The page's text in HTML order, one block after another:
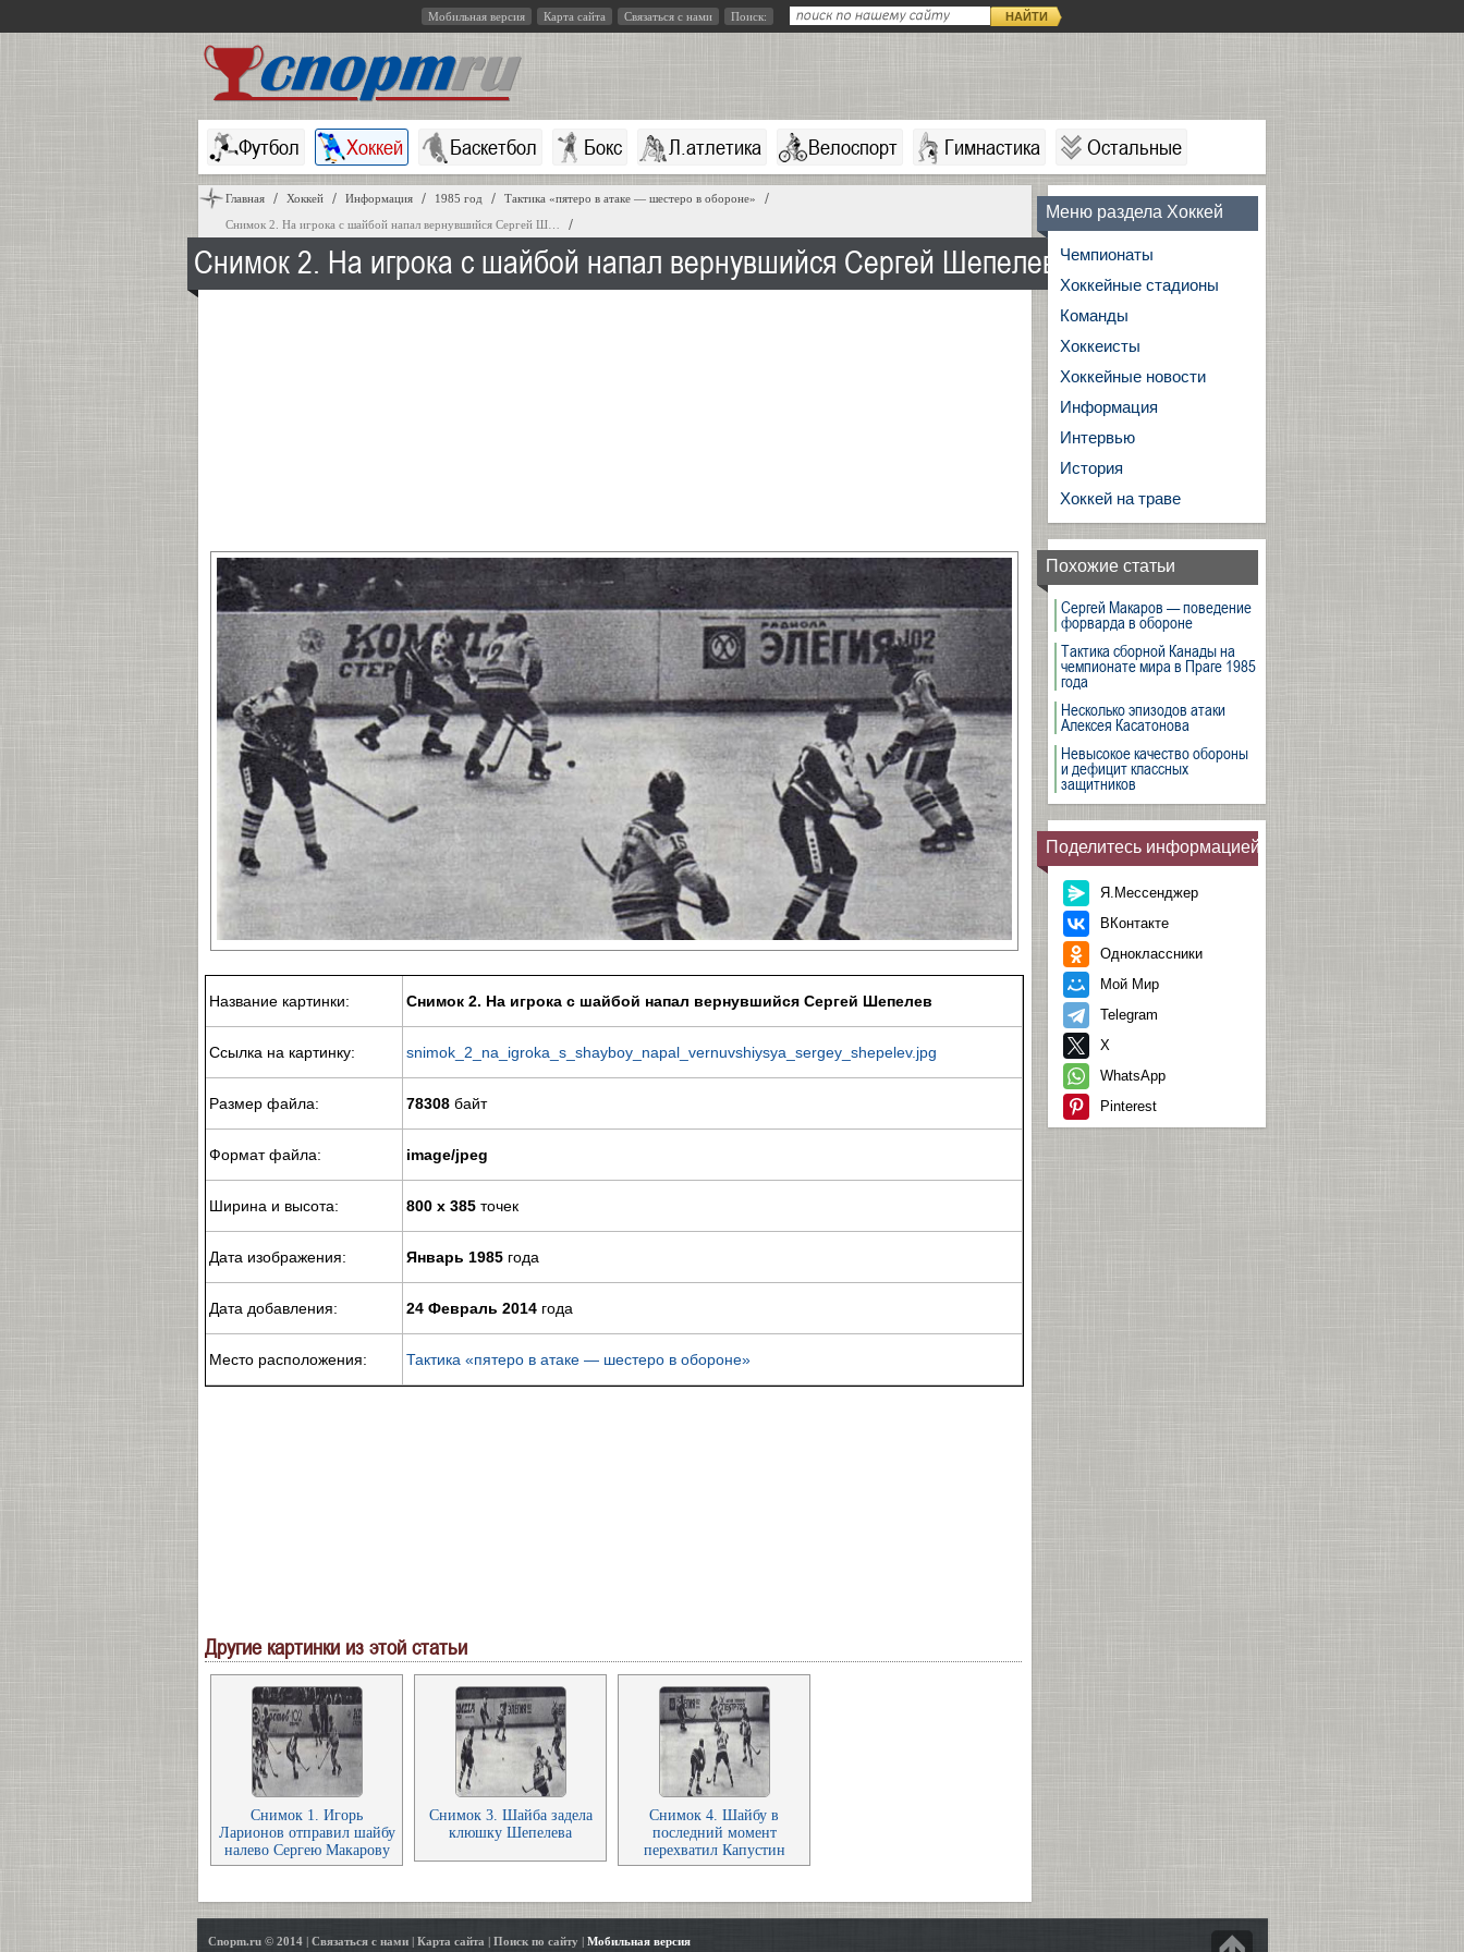
Мобильная версия Карта сайта Связаться с нами Поиск: НАЙТИ
Футбол Хоккей Баскетбол Бокс Л.атлетика Велоспорт Гимнастика Остальные
Главная Хоккей Информация 1985 год
Тактика «пятеро в атаке — шестеро в обороне»
Снимок 2. На игрока с шайбой напал вернувшийся Сергей Ш…
Снимок 2. На игрока с шайбой напал вернувшийся Сергей Шепелев
Название картинки: Снимок 2. На игрока с шайбой напал вернувшийся Сергей Шепелев
Ссылка на картинку: snimok_2_na_igroka_s_shayboy_napal_vernuvshiysya_sergey_shepelev.jpg
Размер файла: 78308 байт
Формат файла: image/jpeg
Ширина и высота: 800 x 385 точек
Дата изображения: Январь 1985 года
Дата добавления: 24 Февраль 2014 года
Место расположения: Тактика «пятеро в атаке — шестеро в обороне»
Другие картинки из этой статьи
Снимок 1. Игорь
Ларионов отправил шайбу
налево Сергею Макарову
Снимок 3. Шайба задела
клюшку Шепелева
Снимок 4. Шайбу в
последний момент
перехватил Капустин
Меню раздела Хоккей
Чемпионаты
Хоккейные стадионы
Команды
Хоккеисты
Хоккейные новости
Информация
Интервью
История
Хоккей на траве
Похожие статьи
Сергей Макаров — поведение
форварда в обороне
Тактика сборной Канады на
чемпионате мира в Праге 1985
года
Несколько эпизодов атаки
Алексея Касатонова
Невысокое качество обороны
и дефицит классных
защитников
Поделитесь информацией
Я.Мессенджер
ВКонтакте
Одноклассники
Мой Мир
Telegram
X
WhatsApp
Pinterest
Cnopm.ru © 2014| Связаться с нами| Карта сайта | Поиск по сайту| Мобильная версия